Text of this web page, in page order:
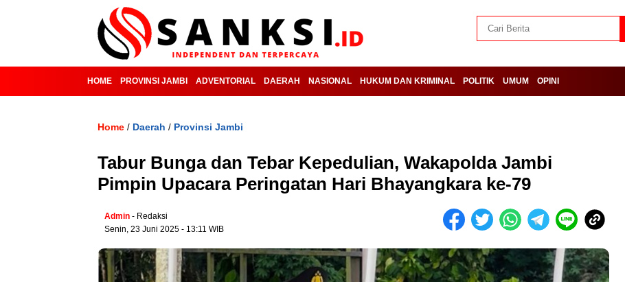
HOME PROVINSI JAMBI ADVENTORIAL DAERAH NASIONAL HUKUM DAN KRIMINAL POLITIK UMUM OPINI
Home / Daerah / Provinsi Jambi
Tabur Bunga dan Tebar Kepedulian, Wakapolda Jambi
Pimpin Upacara Peringatan Hari Bhayangkara ke-79
Admin - Redaksi
Senin, 23 Juni 2025 - 13:11 WIB